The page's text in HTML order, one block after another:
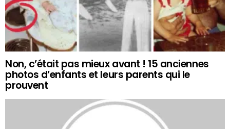
Non, c’était pas mieux avant ! 15 anciennes
photos d’enfants et leurs parents qui le
prouvent